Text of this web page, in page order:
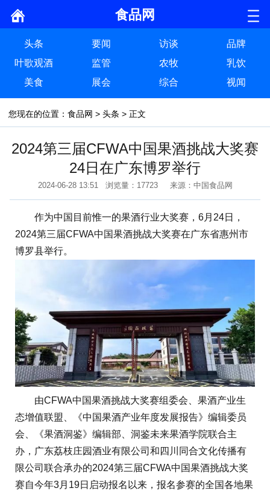
食品网
头条 要闻 访谈
品牌
叶歌观酒
监管 农牧
乳饮
美食
展会 综合 视闻
您现在的位置： 食品网 > 头条 > 正文
2024第三届CFWA中国果酒挑战大奖赛
24日在广东博罗举行
2024-06-28 13:51 浏览量：17723 来源：中国食品网
作为中国目前惟一的果酒行业大奖赛，6月24日，
2024第三届CFWA中国果酒挑战大奖赛在广东省惠州市
博罗县举行。
由CFWA中国果酒挑战大奖赛组委会、果酒产业生
态增值联盟、《中国果酒产业年度发展报告》编辑委员
会、《果酒洞鉴》编辑部、洞鉴未来果酒学院联合主
办，广东荔枝庄园酒业有限公司和四川同合文化传播有
限公司联合承办的2024第三届CFWA中国果酒挑战大奖
赛自今年3月19日启动报名以来，报名参赛的全国各地果